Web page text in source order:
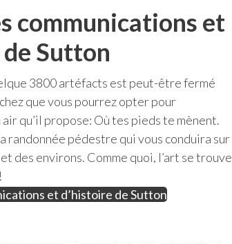
communications et
Sutton
3800 artéfacts est peut-être fermé
que vous pourrez opter pour
qu’il propose: Où tes pieds te mènent.
randonnée pédestre qui vous conduira sur
des environs. Comme quoi, l’art se trouve
et d’histoire de Sutton